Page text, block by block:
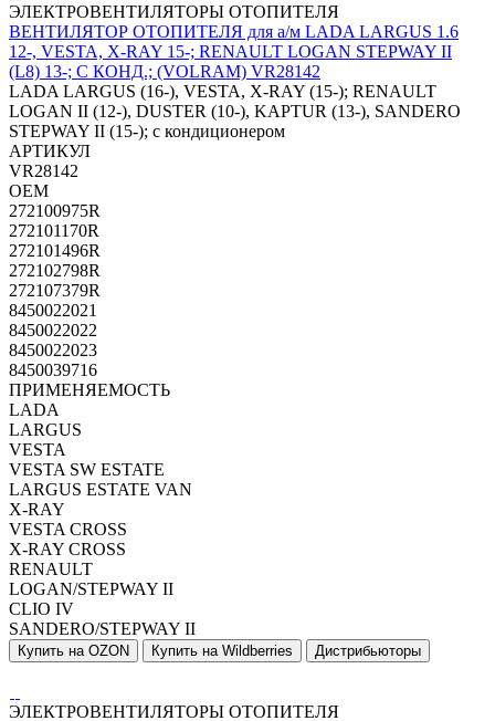
ЭЛЕКТРОВЕНТИЛЯТОРЫ ОТОПИТЕЛЯ
ВЕНТИЛЯТОР ОТОПИТЕЛЯ для а/м LADA LARGUS 1.6
12-, VESTA, X-RAY 15-; RENAULT LOGAN STEPWAY II
(L8) 13-; С КОНД.; (VOLRAM) VR28142
LADA LARGUS (16-), VESTA, X-RAY (15-); RENAULT
LOGAN II (12-), DUSTER (10-), KAPTUR (13-), SANDERO
STEPWAY II (15-); с кондиционером
АРТИКУЛ
VR28142
OEM
272100975R
272101170R
272101496R
272102798R
272107379R
8450022021
8450022022
8450022023
8450039716
ПРИМЕНЯЕМОСТЬ
LADA
LARGUS
VESTA
VESTA SW ESTATE
LARGUS ESTATE VAN
X-RAY
VESTA CROSS
X-RAY CROSS
RENAULT
LOGAN/STEPWAY II
CLIO IV
SANDERO/STEPWAY II
Купить на OZON Купить на Wildberries Дистрибьюторы
ЭЛЕКТРОВЕНТИЛЯТОРЫ ОТОПИТЕЛЯ